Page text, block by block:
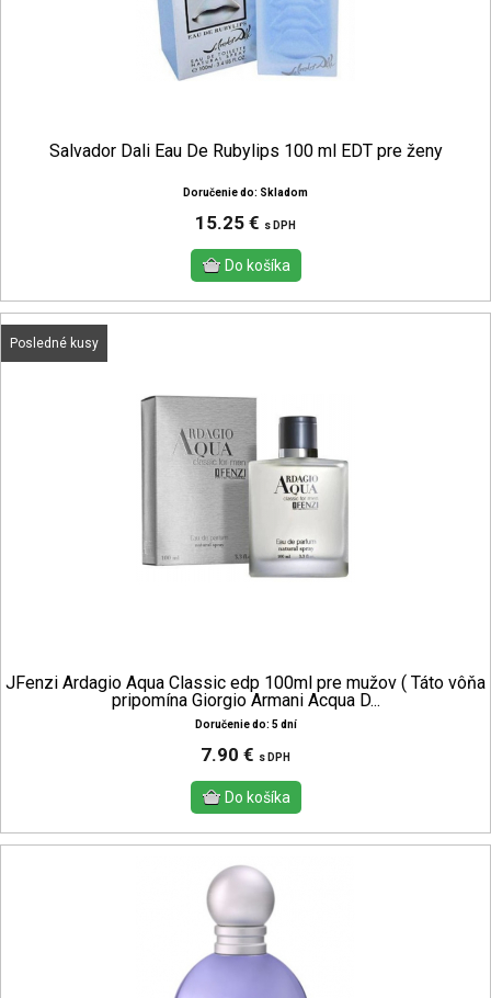
Salvador Dali Eau De Rubylips 100 ml EDT pre ženy
Doručenie do: Skladom
15.25 € s DPH
Posledné kusy
JFenzi Ardagio Aqua Classic edp 100ml pre mužov ( Táto vôňa
pripomína Giorgio Armani Acqua D...
Doručenie do: 5 dní
7.90 € s DPH